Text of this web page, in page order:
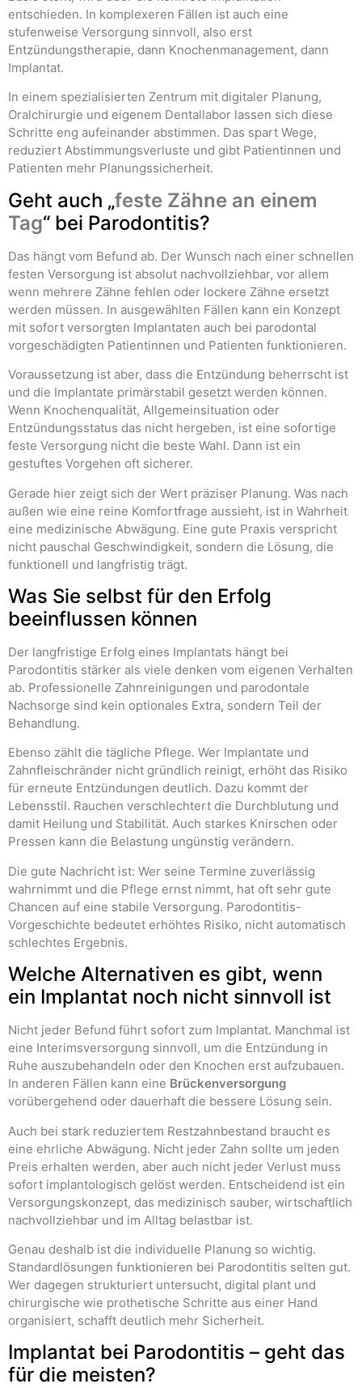
entschieden. In komplexeren Fällen ist auch eine
stufenweise Versorgung sinnvoll, also erst
Entzündungstherapie, dann Knochenmanagement, dann
Implantat.
In einem spezialisierten Zentrum mit digitaler Planung,
Oralchirurgie und eigenem Dentallabor lassen sich diese
Schritte eng aufeinander abstimmen. Das spart Wege,
reduziert Abstimmungsverluste und gibt Patientinnen und
Patienten mehr Planungssicherheit.
Geht auch „feste Zähne an einem
Tag“ bei Parodontitis?
Das hängt vom Befund ab. Der Wunsch nach einer schnellen
festen Versorgung ist absolut nachvollziehbar, vor allem
wenn mehrere Zähne fehlen oder lockere Zähne ersetzt
werden müssen. In ausgewählten Fällen kann ein Konzept
mit sofort versorgten Implantaten auch bei parodontal
vorgeschädigten Patientinnen und Patienten funktionieren.
Voraussetzung ist aber, dass die Entzündung beherrscht ist
und die Implantate primärstabil gesetzt werden können.
Wenn Knochenqualität, Allgemeinsituation oder
Entzündungsstatus das nicht hergeben, ist eine sofortige
feste Versorgung nicht die beste Wahl. Dann ist ein
gestuftes Vorgehen oft sicherer.
Gerade hier zeigt sich der Wert präziser Planung. Was nach
außen wie eine reine Komfortfrage aussieht, ist in Wahrheit
eine medizinische Abwägung. Eine gute Praxis verspricht
nicht pauschal Geschwindigkeit, sondern die Lösung, die
funktionell und langfristig trägt.
Was Sie selbst für den Erfolg
beeinflussen können
Der langfristige Erfolg eines Implantats hängt bei
Parodontitis stärker als viele denken vom eigenen Verhalten
ab. Professionelle Zahnreinigungen und parodontale
Nachsorge sind kein optionales Extra, sondern Teil der
Behandlung.
Ebenso zählt die tägliche Pflege. Wer Implantate und
Zahnfleischränder nicht gründlich reinigt, erhöht das Risiko
für erneute Entzündungen deutlich. Dazu kommt der
Lebensstil. Rauchen verschlechtert die Durchblutung und
damit Heilung und Stabilität. Auch starkes Knirschen oder
Pressen kann die Belastung ungünstig verändern.
Die gute Nachricht ist: Wer seine Termine zuverlässig
wahrnimmt und die Pflege ernst nimmt, hat oft sehr gute
Chancen auf eine stabile Versorgung. Parodontitis-
Vorgeschichte bedeutet erhöhtes Risiko, nicht automatisch
schlechtes Ergebnis.
Welche Alternativen es gibt, wenn
ein Implantat noch nicht sinnvoll ist
Nicht jeder Befund führt sofort zum Implantat. Manchmal ist
eine Interimsversorgung sinnvoll, um die Entzündung in
Ruhe auszubehandeln oder den Knochen erst aufzubauen.
In anderen Fällen kann eine Brückenversorgung
vorübergehend oder dauerhaft die bessere Lösung sein.
Auch bei stark reduziertem Restzahnbestand braucht es
eine ehrliche Abwägung. Nicht jeder Zahn sollte um jeden
Preis erhalten werden, aber auch nicht jeder Verlust muss
sofort implantologisch gelöst werden. Entscheidend ist ein
Versorgungskonzept, das medizinisch sauber, wirtschaftlich
nachvollziehbar und im Alltag belastbar ist.
Genau deshalb ist die individuelle Planung so wichtig.
Standardlösungen funktionieren bei Parodontitis selten gut.
Wer dagegen strukturiert untersucht, digital plant und
chirurgische wie prothetische Schritte aus einer Hand
organisiert, schafft deutlich mehr Sicherheit.
Implantat bei Parodontitis – geht das
für die meisten?